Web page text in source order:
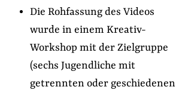
Die Rohfassung des Videos
wurde in einem Kreativ-
Workshop mit der Zielgruppe
(sechs Jugendliche mit
getrennten oder geschiedenen